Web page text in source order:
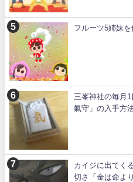
フルーツ5姉妹
三峯神社の毎月
氣守」の入手方
カイジに出てく
切さ「金は命よ